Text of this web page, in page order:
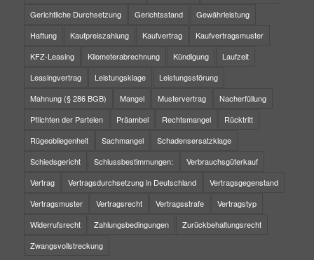
Gerichtliche Durchsetzung
Gerichtsstand
Gewährleistung
Haftung
Kaufpreiszahlung Kaufvertrag
Kaufvertragsmuster
KFZ-Leasing
Kilometerabrechnung Kündigung
Laufzeit
Leasingvertrag
Leistungsklage
Leistungsstörung
Mahnung (§ 286 BGB)
Mangel Mustervertrag
Nacherfüllung
Pflichten der Parteien
Präambel Rechtsmangel
Rücktritt
Rügeobliegenheit
Sachmangel
Schadensersatzklage
Schiedsgericht
Schlussbestimmungen:
Verbrauchsgüterkauf
Vertrag
Vertragsdurchsetzung in Deutschland
Vertragsgegenstand
Vertragsmuster
Vertragsrecht Vertragsstrafe
Vertragstyp
Widerrufsrecht
Zahlungsbedingungen
Zurückbehaltungsrecht
Zwangsvollstreckung